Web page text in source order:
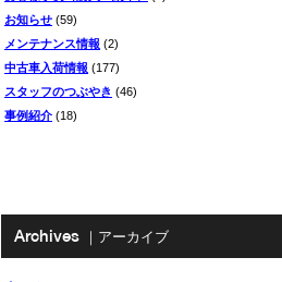
お知らせ (59)
メンテナンス情報 (2)
中古車入荷情報 (177)
スタッフのつぶやき (46)
事例紹介 (18)
Archives ｜アーカイブ